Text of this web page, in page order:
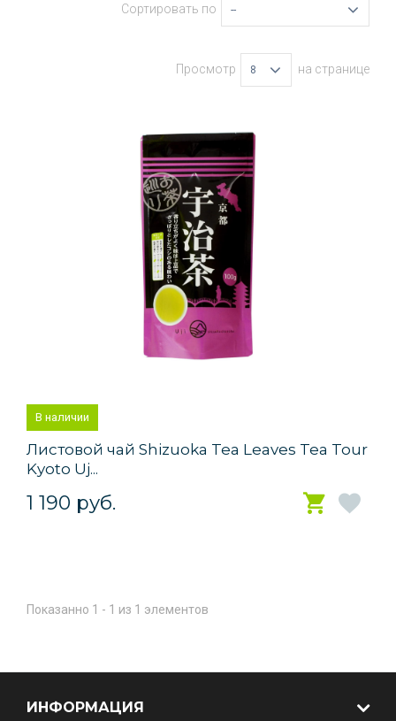
Сортировать по --
Просмотр 8 на странице
В наличии
Листовой чай Shizuoka Tea Leaves Tea Tour
Kyoto Uj...
1 190 руб.
Показанно 1 - 1 из 1 элементов
ИНФОРМАЦИЯ